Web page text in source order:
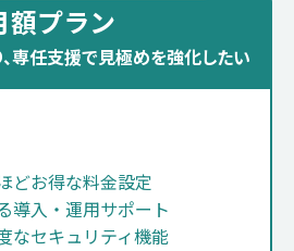
額プラン
専任支援で見極めを強化したい
どお得な料金設定
導入・運用サポート
なセキュリティ機能